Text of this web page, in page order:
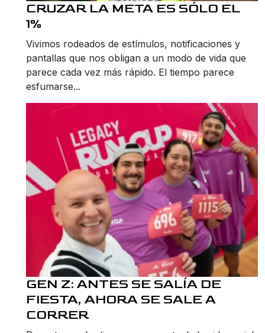
CRUZAR LA META ES SÓLO EL
1%
Vivimos rodeados de estímulos, notificaciones y
pantallas que nos obligan a un modo de vida que
parece cada vez más rápido. El tiempo parece
esfumarse...
GEN Z: ANTES SE SALÍA DE
FIESTA, AHORA SE SALE A
CORRER